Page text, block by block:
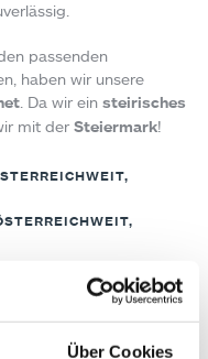
Über Cookies
passenden
haben wir unsere
. Da wir ein steirisches
mit der Steiermark!
STEIERMARK NORD
SÜD